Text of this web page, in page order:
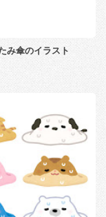
み傘のイラスト